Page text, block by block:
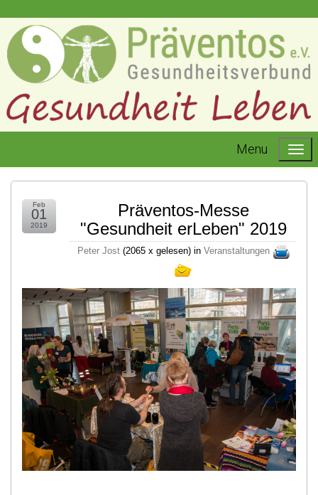
Menu
Präventos-Messe
"Gesundheit erLeben" 2019
Peter Jost(2065 x gelesen) in Veranstaltungen
Feb
01
2019